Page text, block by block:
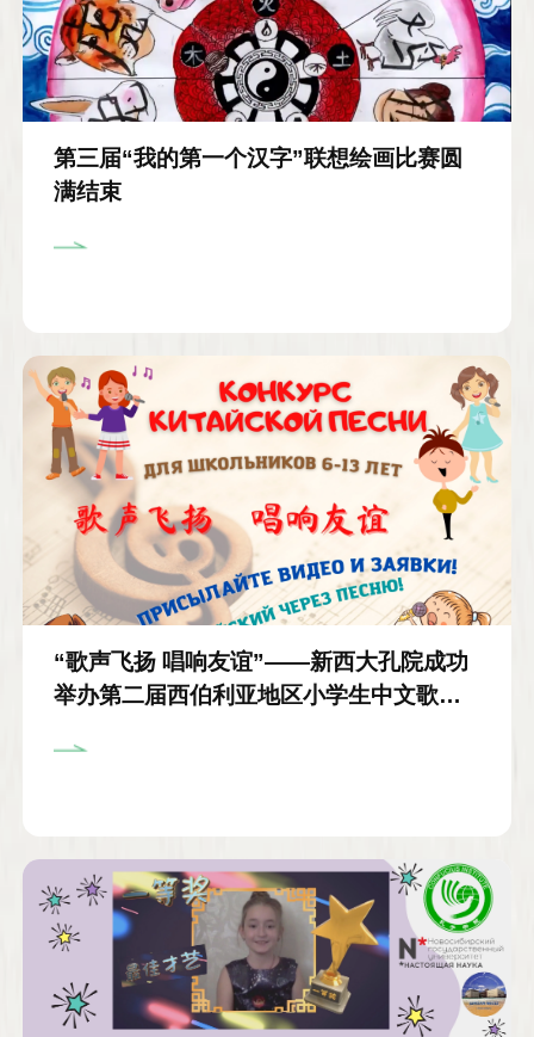
第三届“我的第一个汉字”联想绘画比赛圆
满结束
“歌声飞扬 唱响友谊”——新西大孔院成功
举办第二届西伯利亚地区小学生中文歌曲